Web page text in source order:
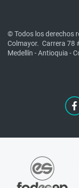
© Todos los derechos
Colmayor. Carrera 78
Medellín - Antioquia -